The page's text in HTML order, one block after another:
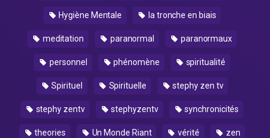
Hygiène Mentale la tronche en biais
meditation paranormal paranormaux
personnel phénomène spiritualité
Spirituel Spirituelle stephy zen tv
stephy zentv stephyzentv synchronicités
theories Un Monde Riant vérité zen